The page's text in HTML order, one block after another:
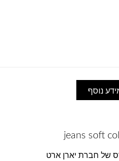
נוסף
של חברת יארן ארט